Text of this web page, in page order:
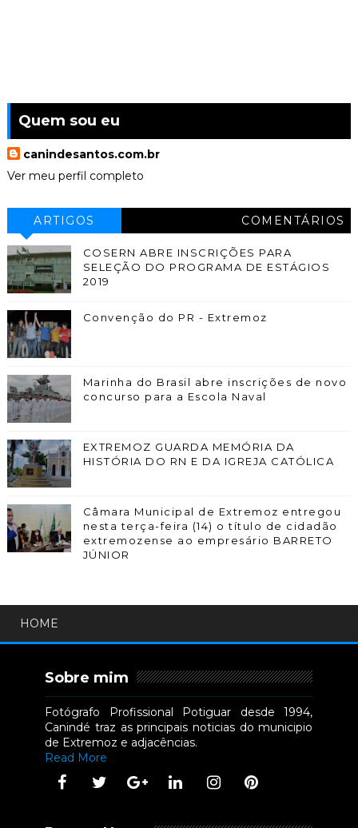
Quem sou eu
canindesantos.com.br
Ver meu perfil completo
ARTIGOS COMENTÁRIOS
COSERN ABRE INSCRIÇÕES PARA
SELEÇÃO DO PROGRAMA DE ESTÁGIOS
2019
Convenção do PR - Extremoz
Marinha do Brasil abre inscrições de novo
concurso para a Escola Naval
EXTREMOZ GUARDA MEMÓRIA DA
HISTÓRIA DO RN E DA IGREJA CATÓLICA
Câmara Municipal de Extremoz entregou
nesta terça-feira (14) o título de cidadão
extremozense ao empresário BARRETO
JÚNIOR
HOME
Sobre mim
Fotógrafo Profissional Potiguar desde 1994,
Canindé traz as principais noticias do municipio
de Extremoz e adjacências.
Read More